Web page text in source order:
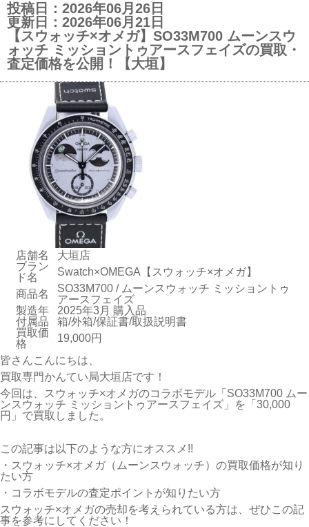
投稿日：2026年06月26日
更新日：2026年06月21日
【スウォッチ×オメガ】SO33M700 ムーンスウ
ォッチ ミッショントゥアースフェイズの買取・
査定価格を公開！【大垣】
店舗名
大垣店
ブラン
ド名
Swatch×OMEGA【スウォッチ×オメガ】
商品名
SO33M700 / ムーンスウォッチ ミッショントゥ
アースフェイズ
製造年
2025年3月 購入品
付属品
箱/外箱/保証書/取扱説明書
買取価
格
19,000円
皆さんこんにちは、
買取専門かんてい局大垣店です！
今回は、スウォッチ×オメガのコラボモデル「SO33M700 ムー
ンスウォッチ ミッショントゥアースフェイズ」を「30,000
円」で買取しました。
この記事は以下のような方にオススメ!!
・スウォッチ×オメガ（ムーンスウォッチ）の買取価格が知り
たい方
・コラボモデルの査定ポイントが知りたい方
スウォッチ×オメガの売却を考えられている方は、ぜひこの記
事を参考にしてください！